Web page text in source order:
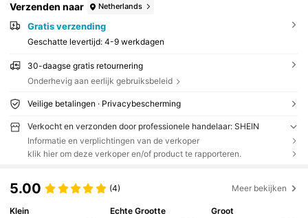
Verzenden naar Netherlands
Gratis verzending
Geschatte levertijd: 4-9 werkdagen
30-daagse gratis retournering
Onderhevig aan eerlijk gebruiksbeleid
Veilige betalingen · Privacybescherming
Verkocht en verzonden door professionele handelaar: SHEIN
Informatie en verplichtingen van de verkoper
klik hier om deze verkoper en/of product te rapporteren.
5.00 (4) Meer bekijken
Klein
Echte Grootte
Groot